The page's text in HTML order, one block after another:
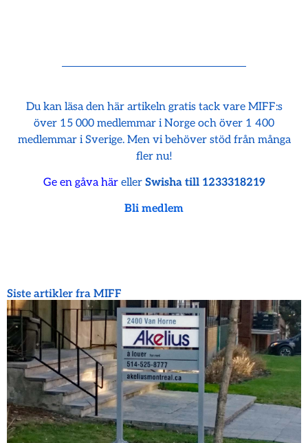
Du kan läsa den här artikeln gratis tack vare MIFF:s
över 15 000 medlemmar i Norge och över 1 400
medlemmar i Sverige. Men vi behöver stöd från många
fler nu!
Ge en gåva häreller Swisha till 1233318219
Bli medlem
Siste artikler fra MIFF